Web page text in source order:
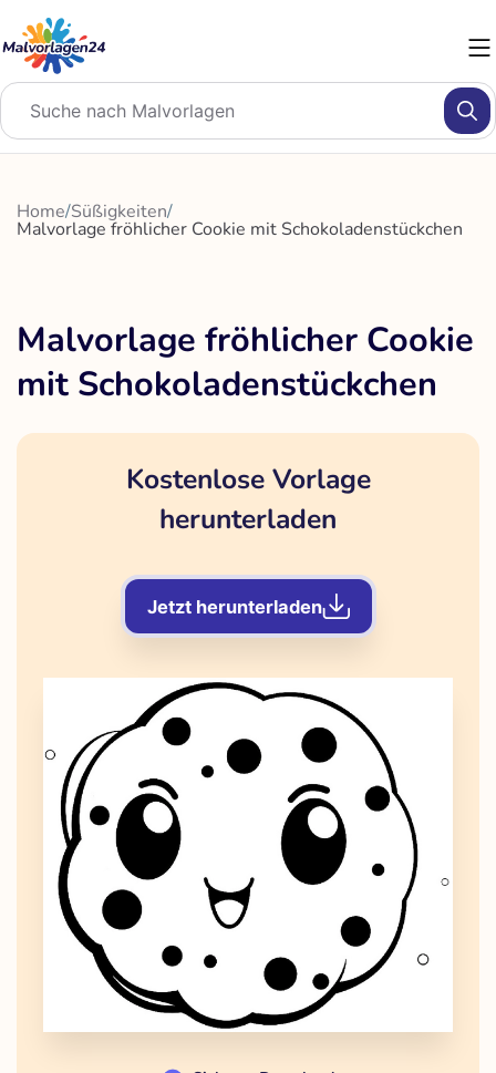
Inhalt
springen
Home/Süßigkeiten/
Malvorlage fröhlicher Cookie mit Schokoladenstückchen
Malvorlage fröhlicher Cookie
mit Schokoladenstückchen
Kostenlose Vorlage
herunterladen
Jetzt herunterladen